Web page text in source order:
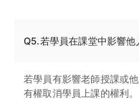
Q5.若學員在課堂中影響他
若學員有影響老師授課或
有權取消學員上課的權利。